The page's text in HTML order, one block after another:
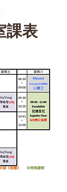
課表